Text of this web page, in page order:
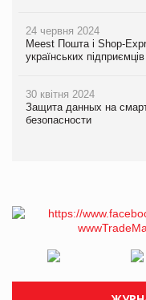
24 червня 2024
Meest Пошта і Shop-
українських підприємців
30 квітня 2024
Защита данных на
безопасности